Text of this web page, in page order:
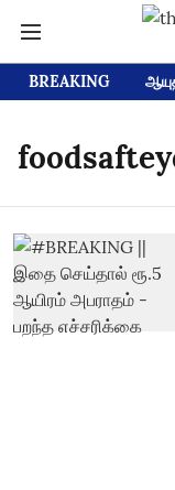
BREAKING